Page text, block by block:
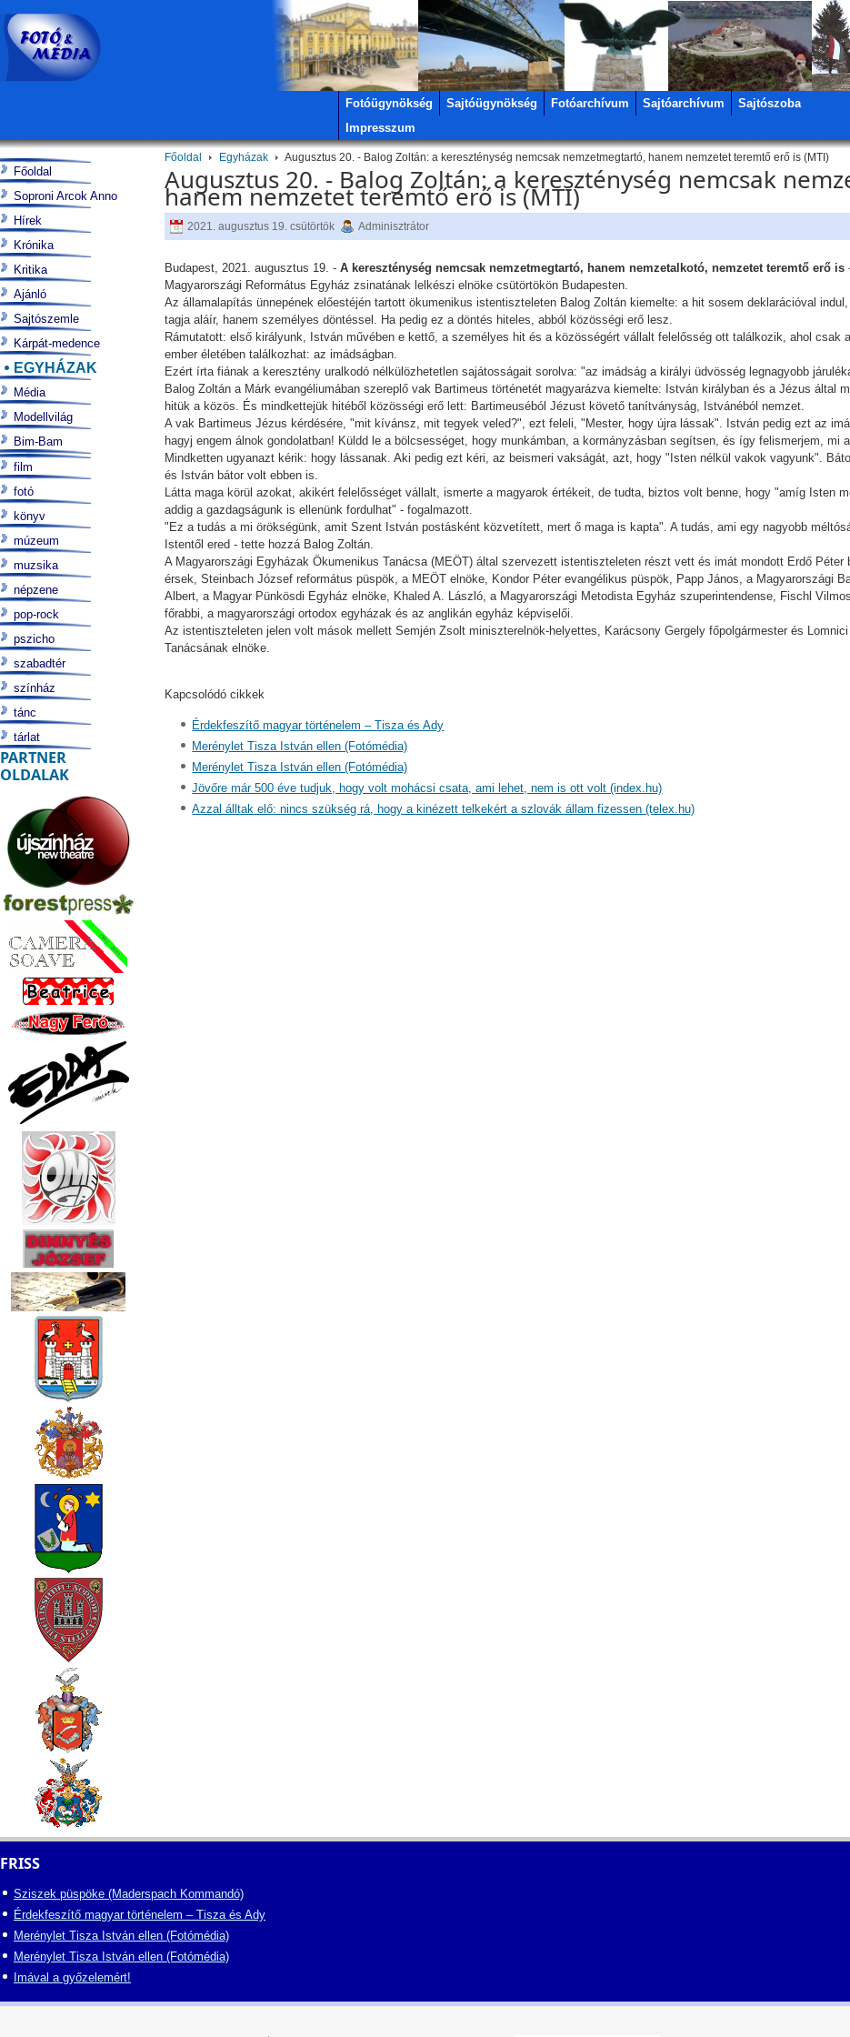
Fotóügynökség Sajtóügynökség Fotóarchívum Sajtóarchívum
Sajtószoba
Impresszum
Főoldal Egyházak Augusztus 20. - Balog Zoltán: a kereszténység nemcsak nemzetmegtartó, hanem nemzetet teremtő erő is (MTI)
Augusztus 20. - Balog Zoltán: a kereszténység nemcsak
hanem nemzetet teremtő erő is (MTI)
2021. augusztus 19. csütörtök Adminisztrátor
Budapest, 2021. augusztus 19. -A kereszténység nemcsak nemzetmegtartó, hanem nemzetalkotó, nemzetet teremtő erő is
Magyarországi Református Egyház zsinatának lelkészi elnöke csütörtökön Budapesten.
Az államalapítás ünnepének előestéjén tartott ökumenikus istentiszteleten Balog Zoltán kiemelte: a hit sosem deklarációval
tagja aláír, hanem személyes döntéssel. Ha pedig ez a döntés hiteles, abból közösségi erő lesz.
Rámutatott: első királyunk, István művében e kettő, a személyes hit és a közösségért vállalt felelősség ott találkozik, ahol csak
ember életében találkozhat: az imádságban.
Ezért írta fiának a keresztény uralkodó nélkülözhetetlen sajátosságait sorolva: "az imádság a királyi üdvösség legnagyobb
Balog Zoltán a Márk evangéliumában szereplő vak Bartimeus történetét magyarázva kiemelte: István királyban és a Jézus által
hitük a közös. És mindkettejük hitéből közösségi erő lett: Bartimeuséból Jézust követő tanítványság, Istvánéból nemzet.
A vak Bartimeus Jézus kérdésére, "mit kívánsz, mit tegyek veled?", ezt feleli, "Mester, hogy újra lássak". István pedig ezt az
hagyj engem álnok gondolatban! Küldd le a bölcsességet, hogy munkámban, a kormányzásban segítsen, és így felismerjem, mi
Mindketten ugyanazt kérik: hogy lássanak. Aki pedig ezt kéri, az beismeri vakságát, azt, hogy "Isten nélkül vakok vagyunk".
és István bátor volt ebben is.
Látta maga körül azokat, akikért felelősséget vállalt, ismerte a magyarok értékeit, de tudta, biztos volt benne, hogy "amíg Isten
addig a gazdagságunk is ellenünk fordulhat" - fogalmazott.
"Ez a tudás a mi örökségünk, amit Szent István postásként közvetített, mert ő maga is kapta". A tudás, ami egy nagyobb
Istentől ered - tette hozzá Balog Zoltán.
A Magyarországi Egyházak Ökumenikus Tanácsa (MEÖT) által szervezett istentiszteleten részt vett és imát mondott Erdő Péter
érsek, Steinbach József református püspök, a MEÖT elnöke, Kondor Péter evangélikus püspök, Papp János, a Magyarországi
Albert, a Magyar Pünkösdi Egyház elnöke, Khaled A. László, a Magyarországi Metodista Egyház szuperintendense, Fischl
főrabbi, a magyarországi ortodox egyházak és az anglikán egyház képviselői.
Az istentiszteleten jelen volt mások mellett Semjén Zsolt miniszterelnök-helyettes, Karácsony Gergely főpolgármester és
Tanácsának elnöke.
Kapcsolódó cikkek
Érdekfeszítő magyar történelem – Tisza és Ady
Merénylet Tisza István ellen (Fotómédia)
Merénylet Tisza István ellen (Fotómédia)
Jövőre már 500 éve tudjuk, hogy volt mohácsi csata, ami lehet, nem is ott volt (index.hu)
Azzal álltak elő: nincs szükség rá, hogy a kinézett telkekért a szlovák állam fizessen (telex.hu)
Főoldal
Soproni Arcok Anno
Hírek
Krónika
Kritika
Ajánló
Sajtószemle
Kárpát-medence
EGYHÁZAK
Média
Modellvilág
Bim-Bam
film
fotó
könyv
múzeum
muzsika
népzene
pop-rock
pszicho
szabadtér
színház
tánc
tárlat
PARTNER
OLDALAK
FRISS
Sziszek püspöke (Maderspach Kommandó)
Érdekfeszítő magyar történelem – Tisza és Ady
Merénylet Tisza István ellen (Fotómédia)
Merénylet Tisza István ellen (Fotómédia)
Imával a győzelemért!